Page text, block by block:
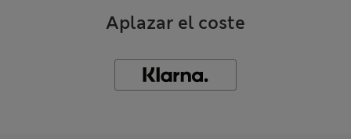
Aplazar el coste